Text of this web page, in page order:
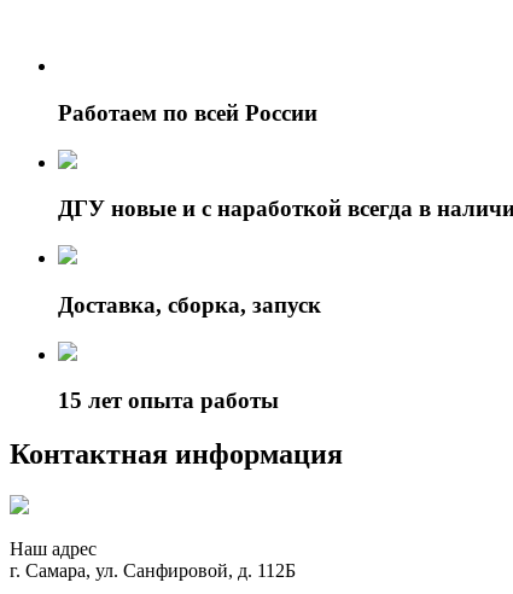
Работаем по всей России
ДГУ новые и с наработкой всегда в
Доставка, сборка, запуск
15 лет опыта работы
Контактная информация
Наш адрес
г. Самара, ул. Санфировой, д. 112Б